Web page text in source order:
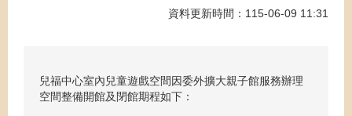
資料更新時間：115-06-09 11:31
兒福中心室內兒童遊戲空間因委外擴大親子館服務辦理
空間整備開館及閉館期程如下：